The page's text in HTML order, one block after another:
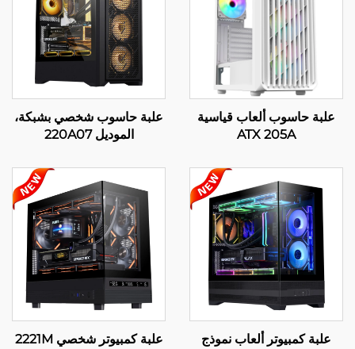
علبة حاسوب ألعاب قياسية
ATX 205A
علبة حاسوب شخصي بشبكة،
الموديل 220A07
علبة كمبيوتر ألعاب نموذج
علبة كمبيوتر شخصي 2221M